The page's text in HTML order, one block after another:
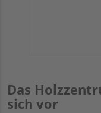
Das
sich vor